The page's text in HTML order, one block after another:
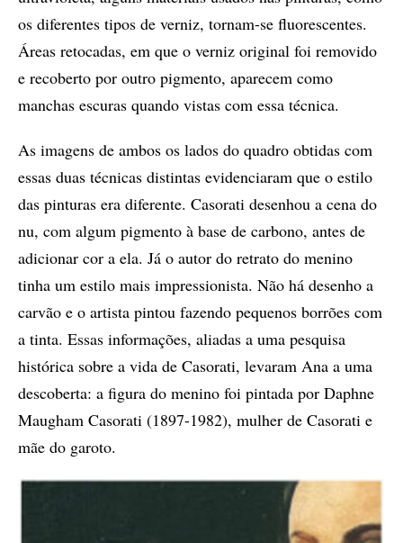
os diferentes tipos de verniz, tornam-se fluorescentes.
Áreas retocadas, em que o verniz original foi removido
e recoberto por outro pigmento, aparecem como
manchas escuras quando vistas com essa técnica.
As imagens de ambos os lados do quadro obtidas com
essas duas técnicas distintas evidenciaram que o estilo
das pinturas era diferente. Casorati desenhou a cena do
nu, com algum pigmento à base de carbono, antes de
adicionar cor a ela. Já o autor do retrato do menino
tinha um estilo mais impressionista. Não há desenho a
carvão e o artista pintou fazendo pequenos borrões com
a tinta. Essas informações, aliadas a uma pesquisa
histórica sobre a vida de Casorati, levaram Ana a uma
descoberta: a figura do menino foi pintada por Daphne
Maugham Casorati (1897-1982), mulher de Casorati e
mãe do garoto.